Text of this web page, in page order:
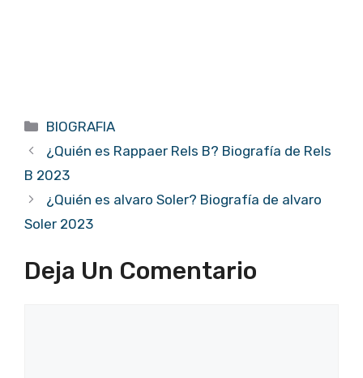
Categorías
BIOGRAFIA
¿Quién es Rappaer Rels B? Biografía de Rels
B 2023
¿Quién es alvaro Soler? Biografía de alvaro
Soler 2023
Deja Un Comentario